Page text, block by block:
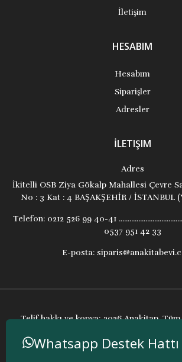
İletişim
HESABIM
Hesabım
Siparişler
Adresler
İLETIŞIM
Adres
İkitelli OSB Ziya Gökalp Mahallesi Çevre
No : 3 Kat : 4 BAŞAKŞEHİR / İSTANBUL
Telefon:0212 526 99 40-41
0537 951 42 33
E-posta:
Telif hakkı ve kopya; 2026 Anakitap. Tüm
Whatsapp Destek Hattı